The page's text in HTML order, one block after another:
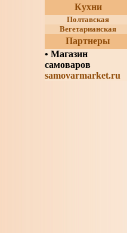
Кухни
Полтавская
Вегетарианская
Партнеры
• Магазин
самоваров
samovarmarket.ru